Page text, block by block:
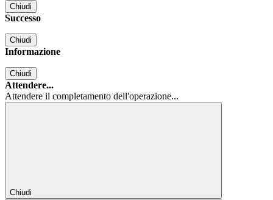
Chiudi
Successo
Chiudi
Informazione
Chiudi
Attendere...
Attendere il completamento dell'operazione...
Chiudi